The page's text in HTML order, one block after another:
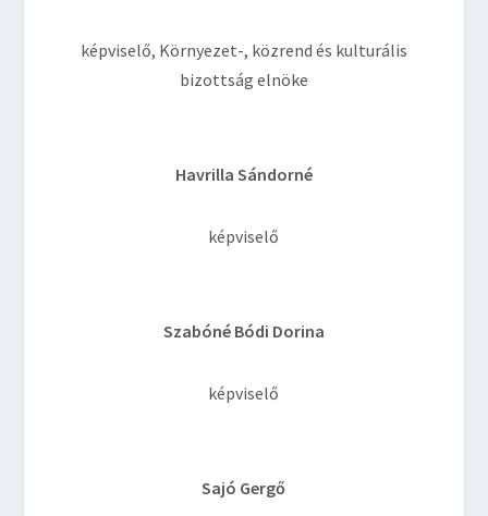
képviselő, Környezet-, közrend és kulturális
bizottság elnöke
Havrilla Sándorné
képviselő
Szabóné Bódi Dorina
képviselő
Sajó Gergő